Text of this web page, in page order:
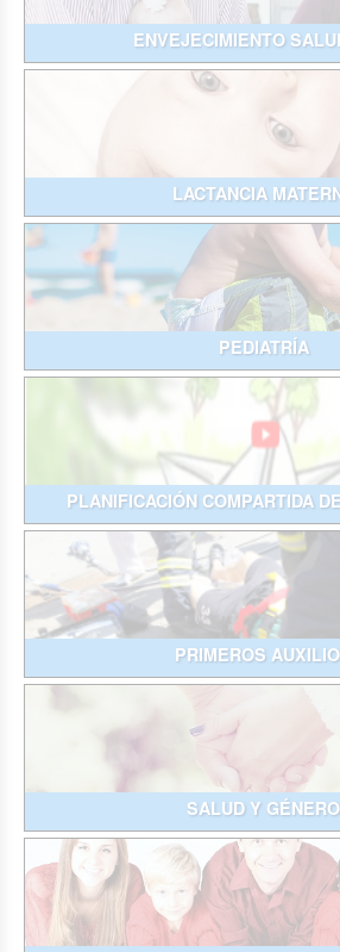
ENVEJECIMIENTO
LACTANCIA
PEDIATRÍA
PLANIFICACIÓN COMPARTIDA
PRIMEROS
SALUD Y GÉNERO